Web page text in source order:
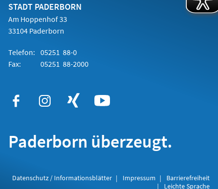
STADT PADERBORN
Am Hoppenhof 33
33104 Paderborn
Telefon: 05251 88-0
Fax:
05251 88-2000
Paderborn überzeugt.
Datenschutz / Informationsblätter Impressum
Barrierefreiheit
Leichte Sprache